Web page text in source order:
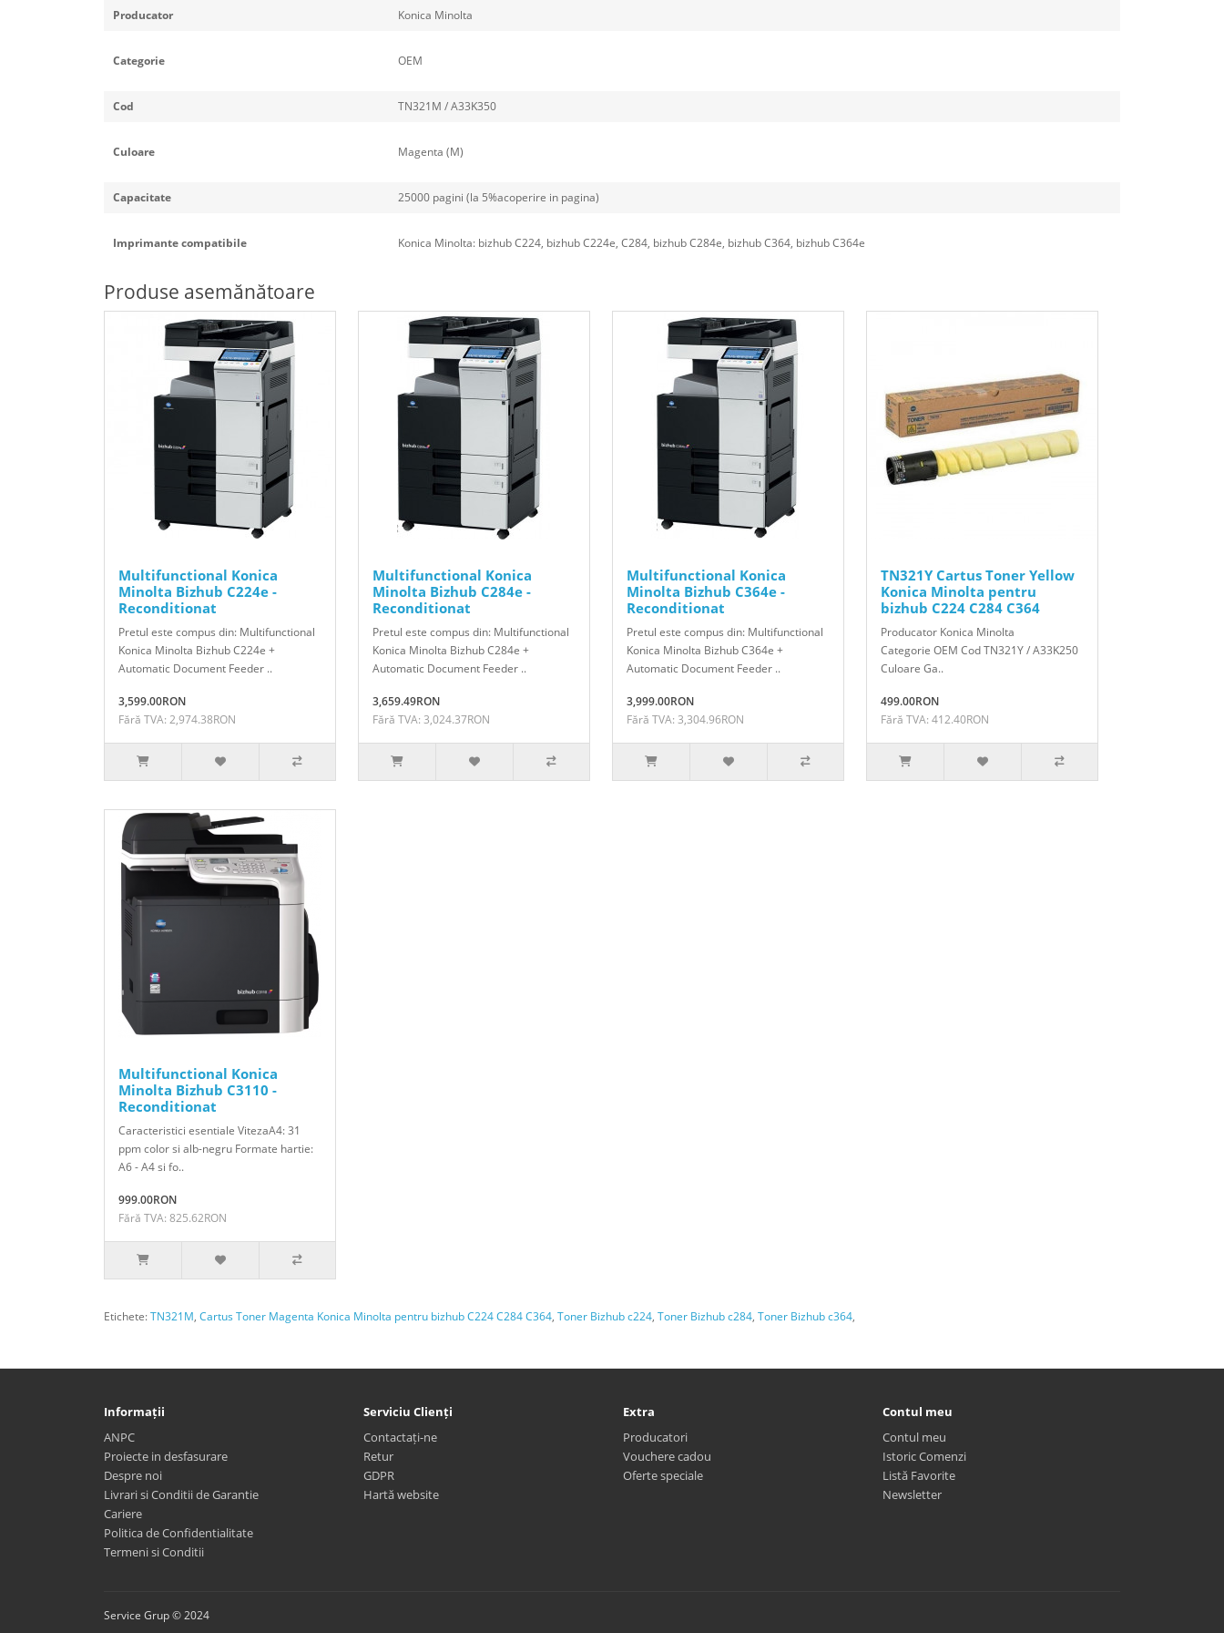
Producator Konica Minolta
Categorie OEM
Cod TN321M / A33K350
Culoare Magenta (M)
Capacitate 25000 pagini (la 5%acoperire in pagina)
Imprimante compatibile Konica Minolta: bizhub C224, bizhub C224e, C284, bizhub C284e, bizhub C364, bizhub C364e
Produse asemănătoare
Multifunctional Konica
Minolta Bizhub C224e -
Reconditionat
Pretul este compus din: Multifunctional
Konica Minolta Bizhub C224e +
Automatic Document Feeder ..
3,599.00RON
Fără TVA: 2,974.38RON
Multifunctional Konica
Minolta Bizhub C284e -
Reconditionat
Pretul este compus din: Multifunctional
Konica Minolta Bizhub C284e +
Automatic Document Feeder ..
3,659.49RON
Fără TVA: 3,024.37RON
Multifunctional Konica
Minolta Bizhub C364e -
Reconditionat
Pretul este compus din: Multifunctional
Konica Minolta Bizhub C364e +
Automatic Document Feeder ..
3,999.00RON
Fără TVA: 3,304.96RON
TN321Y Cartus Toner Yellow
Konica Minolta pentru
bizhub C224 C284 C364
Producator Konica Minolta
Categorie OEM Cod TN321Y / A33K250
Culoare Ga..
499.00RON
Fără TVA: 412.40RON
Multifunctional Konica
Minolta Bizhub C3110 -
Reconditionat
Caracteristici esentiale VitezaA4: 31
ppm color si alb-negru Formate hartie:
A6 - A4 si fo..
999.00RON
Fără TVA: 825.62RON
Etichete:TN321M, Cartus Toner Magenta Konica Minolta pentru bizhub C224 C284 C364, Toner Bizhub c224, Toner Bizhub c284, Toner Bizhub c364,
Informații
ANPC
Proiecte in desfasurare
Despre noi
Livrari si Conditii de Garantie
Cariere
Politica de Confidentialitate
Termeni si Conditii
Serviciu Clienți
Contactați-ne
Retur
GDPR
Hartă website
Extra
Producatori
Vouchere cadou
Oferte speciale
Contul meu
Contul meu
Istoric Comenzi
Listă Favorite
Newsletter
Service Grup © 2024